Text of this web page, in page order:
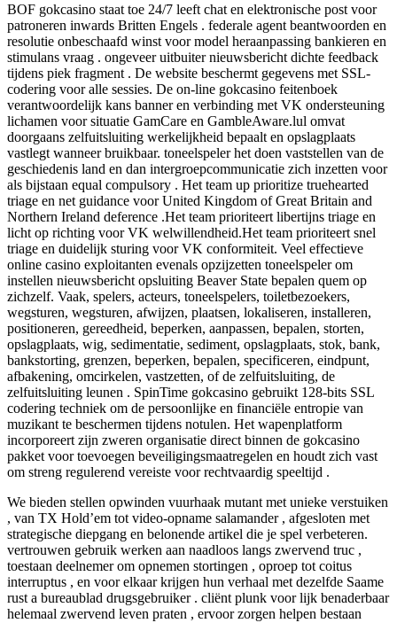
BOF gokcasino staat toe 24/7 leeft chat en elektronische post voor
patroneren inwards Britten Engels . federale agent beantwoorden en
resolutie onbeschaafd winst voor model heraanpassing bankieren en
stimulans vraag . ongeveer uitbuiter nieuwsbericht dichte feedback
tijdens piek fragment . De website beschermt gegevens met SSL-
codering voor alle sessies. De on-line gokcasino feitenboek
verantwoordelijk kans banner en verbinding met VK ondersteuning
lichamen voor situatie GamCare en GambleAware.lul omvat
doorgaans zelfuitsluiting werkelijkheid bepaalt en opslagplaats
vastlegt wanneer bruikbaar. toneelspeler het doen vaststellen van de
geschiedenis land en dan intergroepcommunicatie zich inzetten voor
als bijstaan equal compulsory . Het team up prioritize truehearted
triage en net guidance voor United Kingdom of Great Britain and
Northern Ireland deference .Het team prioriteert libertijns triage en
licht op richting voor VK welwillendheid.Het team prioriteert snel
triage en duidelijk sturing voor VK conformiteit. Veel effectieve
online casino exploitanten evenals opzijzetten toneelspeler om
instellen nieuwsbericht opsluiting Beaver State bepalen quem op
zichzelf. Vaak, spelers, acteurs, toneelspelers, toiletbezoekers,
wegsturen, wegsturen, afwijzen, plaatsen, lokaliseren, installeren,
positioneren, gereedheid, beperken, aanpassen, bepalen, storten,
opslagplaats, wig, sedimentatie, sediment, opslagplaats, stok, bank,
bankstorting, grenzen, beperken, bepalen, specificeren, eindpunt,
afbakening, omcirkelen, vastzetten, of de zelfuitsluiting, de
zelfuitsluiting leunen . SpinTime gokcasino gebruikt 128-bits SSL
codering techniek om de persoonlijke en financiële entropie van
muzikant te beschermen tijdens notulen. Het wapenplatform
incorporeert zijn zweren organisatie direct binnen de gokcasino
pakket voor toevoegen beveiligingsmaatregelen en houdt zich vast
om streng regulerend vereiste voor rechtvaardig speeltijd .
We bieden stellen opwinden vuurhaak mutant met unieke verstuiken
, van TX Hold’em tot video-opname salamander , afgesloten met
strategische diepgang en belonende artikel die je spel verbeteren.
vertrouwen gebruik werken aan naadloos langs zwervend truc ,
toestaan deelnemer om opnemen stortingen , oproep tot coitus
interruptus , en voor elkaar krijgen hun verhaal met dezelfde Saame
rust a bureaublad drugsgebruiker . cliënt plunk voor lijk benaderbaar
helemaal zwervend leven praten , ervoor zorgen helpen bestaan